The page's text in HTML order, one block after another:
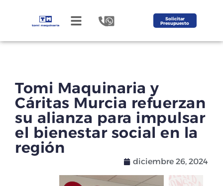
Solicitar
Presupuesto
Tomi Maquinaria y
Cáritas Murcia refuerzan
su alianza para impulsar
el bienestar social en la
región
diciembre 26, 2024